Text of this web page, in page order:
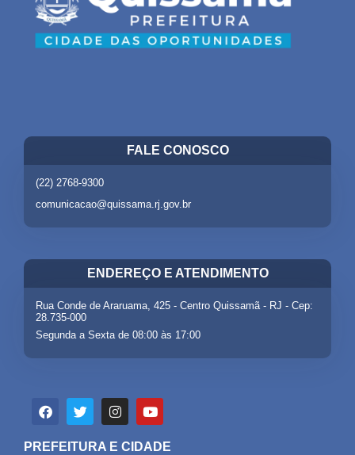
FALE CONOSCO
(22) 2768-9300
comunicacao@quissama.rj.gov.br
ENDEREÇO E ATENDIMENTO
Rua Conde de Araruama, 425 - Centro Quissamã - RJ - Cep:
28.735-000
Segunda a Sexta de 08:00 às 17:00
PREFEITURA E CIDADE